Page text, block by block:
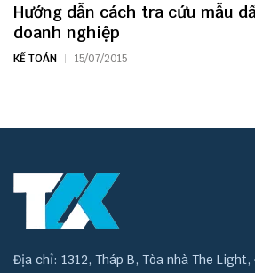
Hướng dẫn cách tra cứu mẫu
doanh nghiệp
KẾ TOÁN 15/07/2015
Địa chỉ: 1312, Tháp B, Tòa nhà The Light,